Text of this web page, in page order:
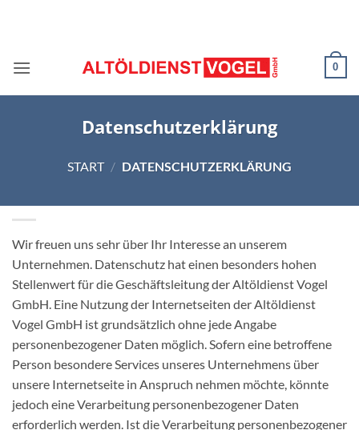
0
Datenschutzerklärung
START / DATENSCHUTZERKLÄRUNG
Wir freuen uns sehr über Ihr Interesse an unserem
Unternehmen. Datenschutz hat einen besonders hohen
Stellenwert für die Geschäftsleitung der Altöldienst Vogel
GmbH. Eine Nutzung der Internetseiten der Altöldienst
Vogel GmbH ist grundsätzlich ohne jede Angabe
personenbezogener Daten möglich. Sofern eine betroffene
Person besondere Services unseres Unternehmens über
unsere Internetseite in Anspruch nehmen möchte, könnte
jedoch eine Verarbeitung personenbezogener Daten
erforderlich werden. Ist die Verarbeitung personenbezogener